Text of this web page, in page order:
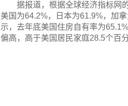
据报道，根据全球经济指标网
美国为64.2%，日本为61.9%，加
示，去年底美国住房自有率为
偏高，高于美国居民家庭28.5个百分